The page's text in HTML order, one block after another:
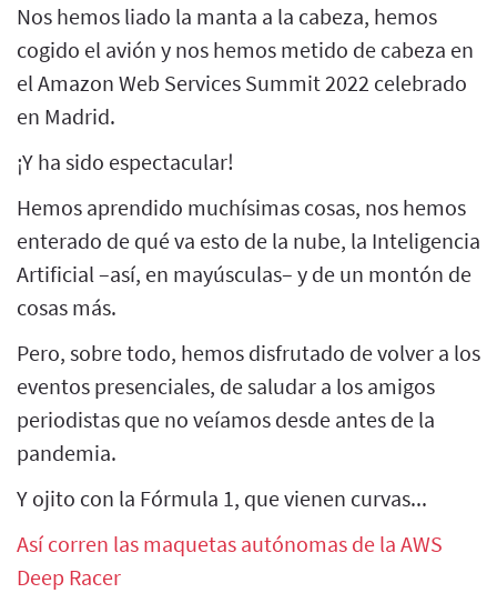
Nos hemos liado la manta a la cabeza, hemos
cogido el avión y nos hemos metido de cabeza en
el Amazon Web Services Summit 2022 celebrado
en Madrid.
¡Y ha sido espectacular!
Hemos aprendido muchísimas cosas, nos hemos
enterado de qué va esto de la nube, la Inteligencia
Artificial –así, en mayúsculas– y de un montón de
cosas más.
Pero, sobre todo, hemos disfrutado de volver a los
eventos presenciales, de saludar a los amigos
periodistas que no veíamos desde antes de la
pandemia.
Y ojito con la Fórmula 1, que vienen curvas...
Así corren las maquetas autónomas de la AWS
Deep Racer